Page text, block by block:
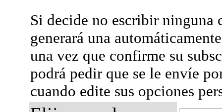
Si decide no escribir ninguna
generará una
una vez que confirme su
podrá pedir que se le envíe
cuando edite sus opciones